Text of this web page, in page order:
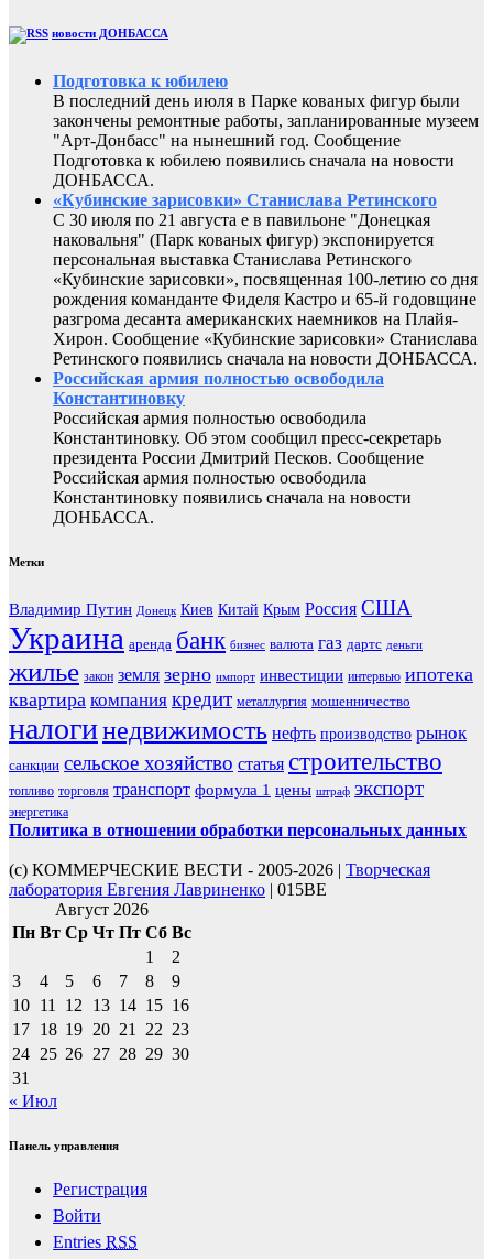
новости ДОНБАССА
Подготовка к юбилею
В последний день июля в Парке кованых фигур были
закончены ремонтные работы, запланированные музеем
"Арт-Донбасс" на нынешний год. Сообщение
Подготовка к юбилею появились сначала на новости
ДОНБАССА.
«Кубинские зарисовки» Станислава Ретинского
С 30 июля по 21 августа е в павильоне "Донецкая
наковальня" (Парк кованых фигур) экспонируется
персональная выставка Станислава Ретинского
«Кубинские зарисовки», посвященная 100-летию со дня
рождения команданте Фиделя Кастро и 65-й годовщине
разгрома десанта американских наемников на Плайя-
Хирон. Сообщение «Кубинские зарисовки» Станислава
Ретинского появились сначала на новости ДОНБАССА.
Российская армия полностью освободила
Константиновку
Российская армия полностью освободила
Константиновку. Об этом сообщил пресс-секретарь
президента России Дмитрий Песков. Сообщение
Российская армия полностью освободила
Константиновку появились сначала на новости
ДОНБАССА.
Метки
Владимир Путин Донецк Киев Китай Крым Россия США
Украина аренда банк бизнес валюта газ дартс деньги
жилье закон земля зерно импорт инвестиции интервью ипотека
квартира компания кредит металлургия мошенничество
налогинедвижимость нефть производство рынок
санкции сельское хозяйство статья строительство
топливо торговля транспорт формула 1 цены штраф экспорт
энергетика
Политика в отношении обработки персональных данных
(с) КОММЕРЧЕСКИЕ ВЕСТИ - 2005-2026 | Творческая
лаборатория Евгения Лавриненко | 015BE
Август 2026
Пн Вт Ср Чт Пт Сб Вс
1
2
3
4 5 6 7 8
9
10 11 12 13 14 15 16
17 18 19 20 21 22 23
24 25 26 27 28 29 30
31
« Июл
Панель управления
Регистрация
Войти
Entries RSS